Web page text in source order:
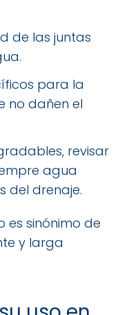
de las juntas
para la
no dañen el
revisar
agua
del drenaje.
es sinónimo de
y larga